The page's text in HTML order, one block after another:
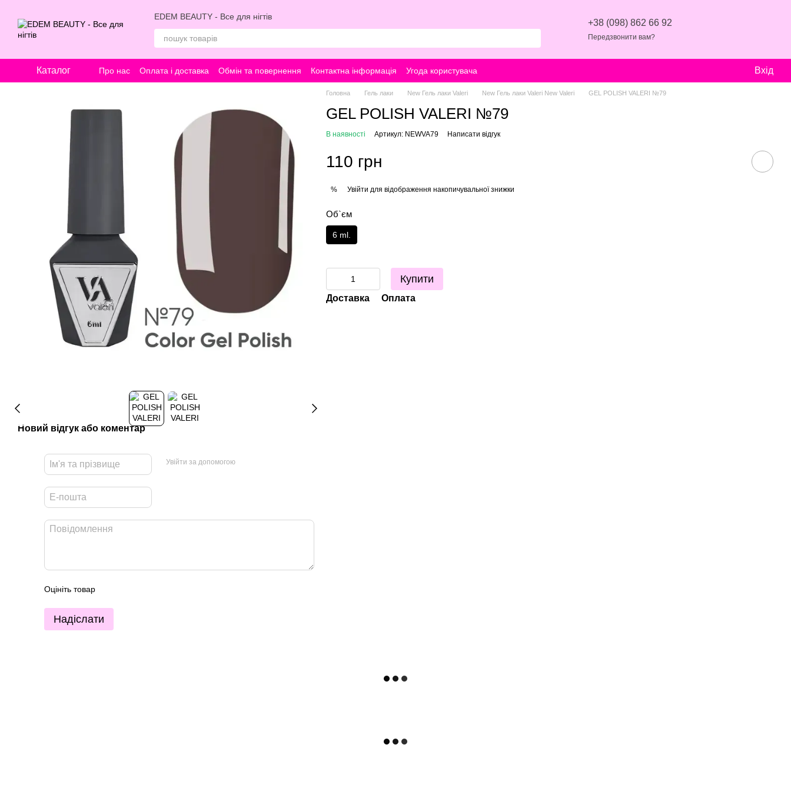
EDEM BEAUTY - Все для нігтів
+38 (098) 862 66 92
Передзвонити вам?
Каталог Про нас Оплата і доставка Обмін та повернення Контактна інформація Угода користувача Вхід
Новий відгук або коментар
Увійти за допомогою
Оцініть товар
Надіслати
Головна Гель лаки New Гель лаки Valeri New Гель лаки Valeri New Valeri GEL POLISH VALERI №79
GEL POLISH VALERI №79
В наявності Артикул: NEWVA79 Написати відгук
110 грн
% Увійти для відображення накопичувальної знижки
Об`єм
6 ml.
Купити
Доставка Оплата